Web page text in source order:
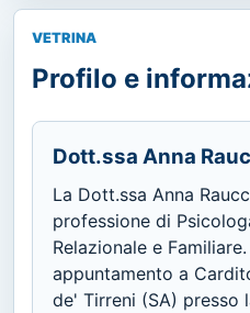
VETRINA
Profilo e
Dott.ssa Anna
La Dott.ssa Anna
professione di
Relazionale e
appuntamento a
de' Tirreni (SA) presso